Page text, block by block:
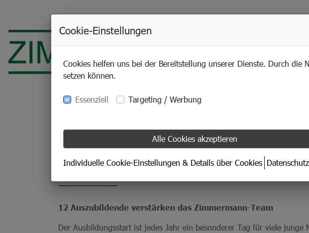
Start in neuen
12 Auszubildende verstärken das Zimmermann-Team
Der Ausbildungsstart ist jedes Jahr ein besonderer Tag für viele junge
Cookie-Einstellungen
Cookies helfen uns bei der Bereitstellung unserer Dienste. Durch
setzen können.
Essenziell Targeting / Werbung
Alle Cookies akzeptieren
Individuelle Cookie-Einstellungen & Details über Cookies Datenschutz